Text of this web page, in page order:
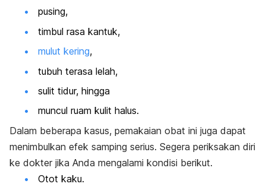
pusing,
timbul rasa kantuk,
mulut kering,
tubuh terasa lelah,
sulit tidur, hingga
muncul ruam kulit halus.
Dalam beberapa kasus, pemakaian obat ini juga dapat
menimbulkan efek samping serius. Segera periksakan diri
ke dokter jika Anda mengalami kondisi berikut.
Otot kaku.